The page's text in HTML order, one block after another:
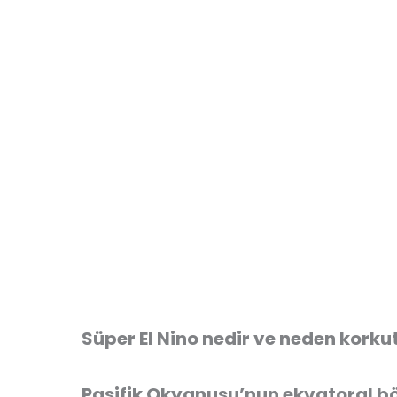
Süper El Nino nedir ve neden